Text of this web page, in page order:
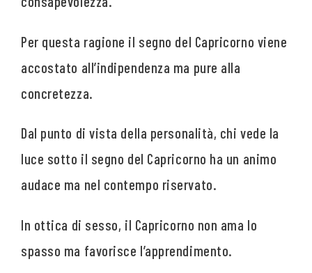
Per questa ragione il segno del Capricorno viene
accostato all’indipendenza ma pure alla
concretezza.
Dal punto di vista della personalità, chi vede la
luce sotto il segno del Capricorno ha un animo
audace ma nel contempo riservato.
In ottica di sesso, il Capricorno non ama lo
spasso ma favorisce l’apprendimento.